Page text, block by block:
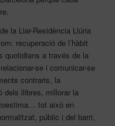
la Llar-Residència Llúria
recuperació de l’hàbit
quotidians a través de la
se i comunicar-se
contraris, la
dels llibres, millorar la
tot això en
públic i del barri,